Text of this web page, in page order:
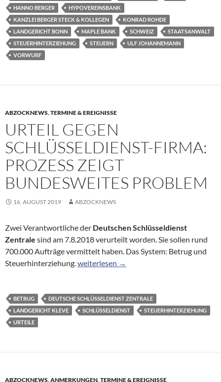
HANNO BERGER
HYPOVEREINSBANK
KANZLEI BERGER STECK & KOLLEGEN
KONRAD ROHDE
LANDGERICHT BONN
MAPLE BANK SCHWEIZ
STAATSANWALT
STEUERHINTERZIEHUNG
STEUERN
ULF JOHANNEMANN
VORWURF
ABZOCKNEWS,TERMINE & EREIGNISSE
URTEIL GEGEN
SCHLÜSSELDIENST-FIRMA:
PROZESS ZEIGT
BUNDESWEITES PROBLEM
16. AUGUST 2019 ABZOCKNEWS
Zwei Verantwortliche der Deutschen Schlüsseldienst
Zentrale sind am 7.8.2018 verurteilt worden. Sie sollen rund
700.000 Aufträge vermittelt haben. Das System: Betrug und
Steuerhinterziehung.Urteil gegen Schlüsseldienst-Firma:
weiterlesen →
BETRUG
DEUTSCHE SCHLÜSSELDIENST ZENTRALE
LANDGERICHT KLEVE
SCHLÜSSELDIENST
STEUERHINTERZIEHUNG
URTEILE
ABZOCKNEWS,ANMERKUNGEN,TERMINE & EREIGNISSE